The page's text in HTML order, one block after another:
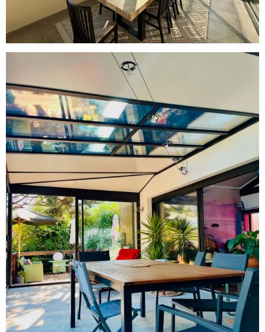
Installation d’une Véranda avec
Toiture Chevron à Oullins